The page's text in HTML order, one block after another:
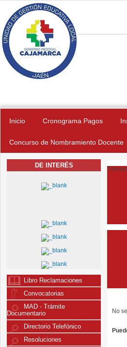
Pasar al contenido principal
Inicio Cronograma Pagos
Concurso de Nombramiento Docente
DE INTERÉS
Libro Reclamaciones
Convocatorias
MAD - Trámite
Documentario
Directorio Telefónico
Resoluciones
No